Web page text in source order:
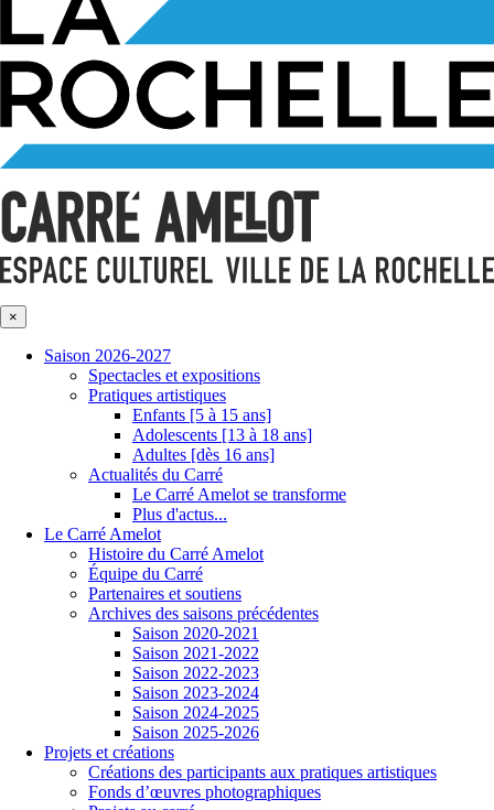
×
Saison 2026-2027
Spectacles et expositions
Pratiques artistiques
Enfants [5 à 15 ans]
Adolescents [13 à 18 ans]
Adultes [dès 16 ans]
Actualités du Carré
Le Carré Amelot se transforme
Plus d'actus...
Le Carré Amelot
Histoire du Carré Amelot
Équipe du Carré
Partenaires et soutiens
Archives des saisons précédentes
Saison 2020-2021
Saison 2021-2022
Saison 2022-2023
Saison 2023-2024
Saison 2024-2025
Saison 2025-2026
Projets et créations
Créations des participants aux pratiques artistiques
Fonds d’œuvres photographiques